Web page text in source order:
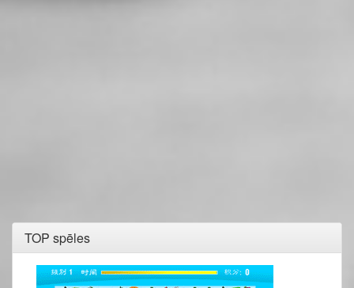
TOP spēles